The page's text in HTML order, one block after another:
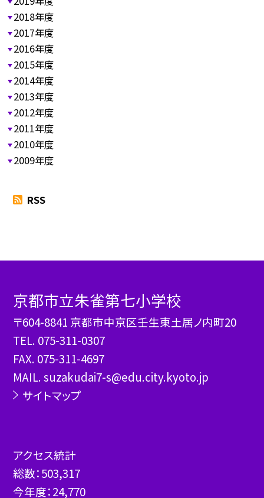
2018年度
2017年度
2016年度
2015年度
2014年度
2013年度
2012年度
2011年度
2010年度
2009年度
RSS
京都市立朱雀第七小学校
〒604-8841 京都市中京区壬生東土居ノ内町20
TEL. 075-311-0307
FAX. 075-311-4697
MAIL. suzakudai7-s@edu.city.kyoto.jp
サイトマップ
アクセス統計
総数：503,317
今年度：24,770